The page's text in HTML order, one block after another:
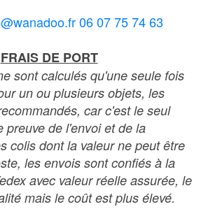
06 07 75 74 63
FRAIS DE PORT
sont calculés qu'une seule fois
un ou plusieurs objets, les
car c'est le seul
preuve de l'envoi et de la
colis dont la valeur ne peut être
les envois sont confiés à la
avec valeur réelle assurée, le
mais le coût est plus élevé.